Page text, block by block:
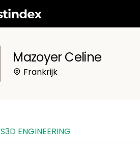
Mazoyer Celine
Frankrijk
S3D ENGINEERING